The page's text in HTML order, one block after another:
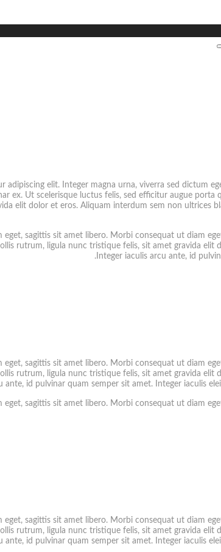
adipiscing elit. Integer magna urna, viverra sed dictum
ex. Ut scelerisque luctus felis, sed efficitur augue porta
elit dolor et eros. Aliquam interdum sem non ultrices
sagittis sit amet libero. Morbi consequat ut diam
rutrum, ligula nunc tristique felis, sit amet gravida
Integer iaculis arcu ante, id
sagittis sit amet libero. Morbi consequat ut diam
rutrum, ligula nunc tristique felis, sit amet gravida
ante, id pulvinar quam semper sit amet. Integer iaculis
sagittis sit amet libero. Morbi consequat ut diam
sagittis sit amet libero. Morbi consequat ut diam
rutrum, ligula nunc tristique felis, sit amet gravida
ante, id pulvinar quam semper sit amet. Integer iaculis